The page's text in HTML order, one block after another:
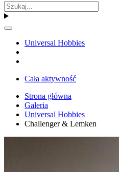
Universal Hobbies
Cała aktywność
Strona główna
Galeria
Universal Hobbies
Challenger & Lemken